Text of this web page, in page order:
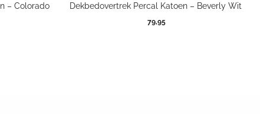
– Colorado
Dekbedovertrek Percal Katoen – Beverly Wit
79,95